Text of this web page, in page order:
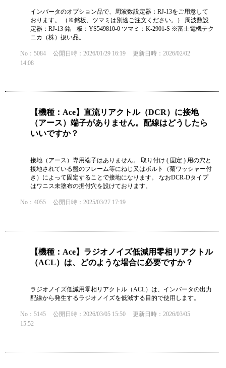
インバータのオプション品で、周波数設定器：RJ-13をご用意して
おります。 （※銘板、ツマミは別途ご注文ください。） 周波数設
定器：RJ-13 銘 板：YS549810-0 ツマミ：K-2901-S ※富士電機テク
ニカ（株）扱い品。
No：5084 公開日時：2026/01/29 16:19
更新日時：2026/02/02
14:08
【機種：Ace】直流リアクトル（DCR）に接地
（アース）端子がありません。配線はどうしたら
いいですか？
接地（アース）専用端子はありません。 取り付け ( 固定 ) 用の穴と
接地されている盤のフレーム等にねじ又はボルト（菊ワッシャー付
き）によって固定することで接地になります。 なおDCR-Dタイプ
はワニス未塗布の据付穴を設けております。
No：4055 公開日時：2025/03/27 17:19
【機種：Ace】ラジオノイズ低減用零相リアクトル
（ACL）は、どのような場合に必要ですか？
ラジオノイズ低減用零相リアクトル（ACL）は、インバータの出力
配線から発生するラジオノイズを低減する目的で使用します。
No：5145 公開日時：2026/03/05 15:50
更新日時：2026/03/05
15:52